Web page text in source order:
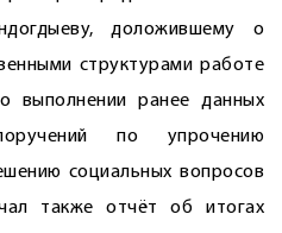
доложившему о
структурами работе
выполнении ранее данных
по упрочению
социальных вопросов
также отчёт об итогах